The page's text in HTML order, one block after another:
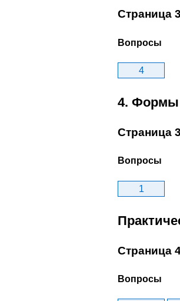
Страница
Вопросы
4
4. Формы
Страница
Вопросы
1
Страница
Вопросы